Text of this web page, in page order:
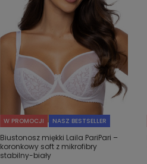
W PROMOCJI NASZ BESTSELLER
Biustonosz miękki Laila PariPari –
koronkowy soft z mikrofibry
stabilny-biały